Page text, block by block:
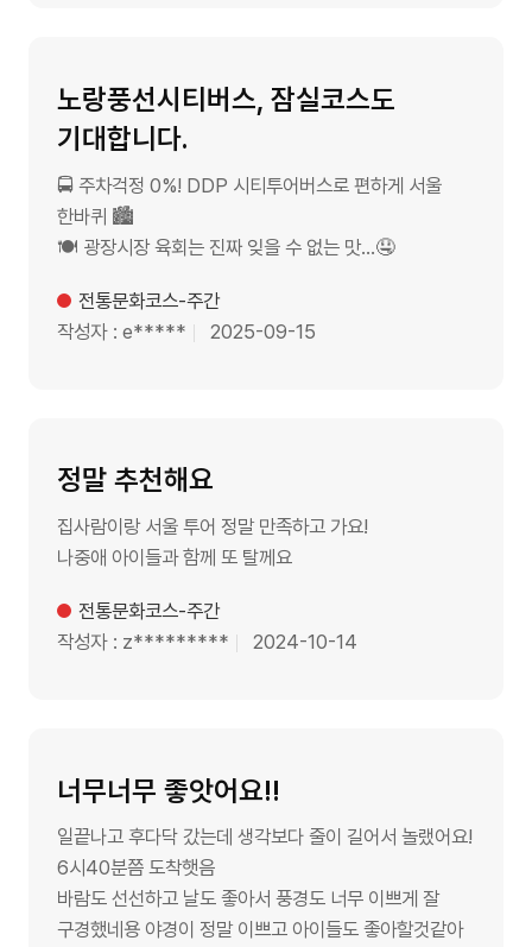
제휴사
노랑풍선시티버스, 잠실코스도
기대합니다.
🚍 주차걱정 0%! DDP 시티투어버스로 편하게 서울
한바퀴 🏙️
🍽️ 광장시장 육회는 진짜 잊을 수 없는 맛…🤤
제목전통문화코스-주간
작성자
e***** 날짜
2025-09-15
정말 추천해요
집사람이랑 서울 투어 정말 만족하고 가요!
나중애 아이들과 함께 또 탈께요
제목전통문화코스-주간
작성자
z********* 날짜
2024-10-14
너무너무 좋앗어요!!
일끝나고 후다닥 갔는데 생각보다 줄이 길어서 놀랬어요!
6시40분쯤 도착햇음
바람도 선선하고 날도 좋아서 풍경도 너무 이쁘게 잘
구경했네용 야경이 정말 이쁘고 아이들도 좋아할것같아